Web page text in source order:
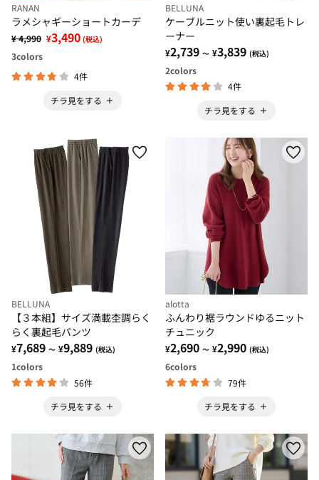
RANAN
ラメシャギーショートカーデ
¥ 4,990 ¥3,490 (税込)
3colors
4件
チラ見をする
BELLUNA
ケーブルニット使い裏起毛トレ
ーナー
¥2,739 ～ ¥3,839 (税込)
2colors
4件
チラ見をする
BELLUNA
【３本組】サイズ満載杢調らく
らく裏起毛パンツ
¥7,689 ～ ¥9,889 (税込)
1colors
56件
チラ見をする
alotta
ふんわり裾ラウンドゆるニット
チュニック
¥2,690 ～ ¥2,990 (税込)
6colors
79件
チラ見をする